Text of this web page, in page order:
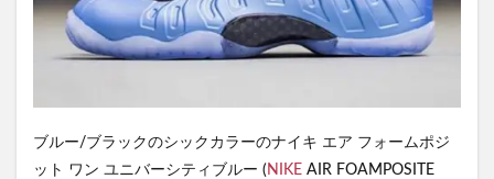
ブルー/ブラックのシックカラーのナイキ エア フォームポジ
ット ワン ユニバーシティブルー ( NIKE AIR FOAMPOSITE